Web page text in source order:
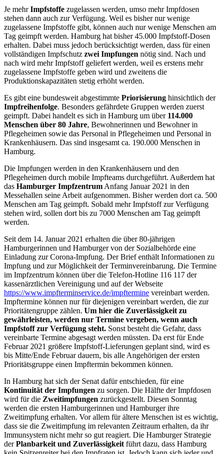
Je mehrImpfstoffe zugelassen werden, umso mehr Impfdosen
stehen dann auch zur Verfügung. Weil es bisher nur wenige
zugelassene Impfstoffe gibt, können auch nur wenige Menschen am
Tag geimpft werden. Hamburg hat bisher 45.000 Impfstoff-Dosen
erhalten. Dabei muss jedoch berücksichtigt werden, dass für einen
vollständigen Impfschutz zwei Impfungen nötig sind. Nach und
nach wird mehr Impfstoff geliefert werden, weil es erstens mehr
zugelassene Impfstoffe geben wird und zweitens die
Produktionskapazitäten stetig erhöht werden.
Es gibt eine bundesweit abgestimmte Priorisierung hinsichtlich der
Impfreihenfolge. Besonders gefährdete Gruppen werden zuerst
geimpft. Dabei handelt es sich in Hamburg um über 114.000
Menschen über 80 Jahre, Bewohnerinnen und Bewohner in
Pflegeheimen sowie das Personal in Pflegeheimen und Personal in
Krankenhäusern. Das sind insgesamt ca. 190.000 Menschen in
Hamburg.
Die Impfungen werden in den Krankenhäusern und den
Pflegeheimen durch mobile Impfteams durchgeführt. Außerdem hat
das Hamburger Impfzentrum Anfang Januar 2021 in den
Messehallen seine Arbeit aufgenommen. Bisher werden dort ca. 500
Menschen am Tag geimpft. Sobald mehr Impfstoff zur Verfügung
stehen wird, sollen dort bis zu 7000 Menschen am Tag geimpft
werden.
Seit dem 14. Januar 2021 erhalten die über 80-jährigen
Hamburgerinnen und Hamburger von der Sozialbehörde eine
Einladung zur Corona-Impfung. Der Brief enthält Informationen zu
Impfung und zur Möglichkeit der Terminvereinbarung. Die Termine
im Impfzentrum können über die Telefon-Hotline 116 117 der
kassenärztlichen Vereinigung und auf der Webseite
https://www.impfterminservice.de/impftermine vereinbart werden.
Impftermine können nur für diejenigen vereinbart werden, die zur
Prioritätengruppe zählen. Um hier die Zuverlässigkeit zu
gewährleisten, werden nur Termine vergeben, wenn auch
Impfstoff zur Verfügung steht. Sonst besteht die Gefahr, dass
vereinbarte Termine abgesagt werden müssten. Da erst für Ende
Februar 2021 größere Impfstoff-Lieferungen geplant sind, wird es
bis Mitte/Ende Februar dauern, bis alle Angehörigen der ersten
Prioritätsgruppe einen Impftermin bekommen können.
In Hamburg hat sich der Senat dafür entschieden, für eine
Kontinuität der Impfungen zu sorgen. Die Hälfte der Impfdosen
wird für die Zweitimpfungen zurückgestellt. Diesen Sonntag
werden die ersten Hamburgerinnen und Hamburger ihre
Zweitimpfung erhalten. Vor allem für ältere Menschen ist es wichtig,
dass sie die Zweitimpfung im relevanten Zeitraum erhalten, da ihr
Immunsystem nicht mehr so gut reagiert. Die Hamburger Strategie
derPlanbarkeit und Zuverlässigkeit führt dazu, dass Hamburg